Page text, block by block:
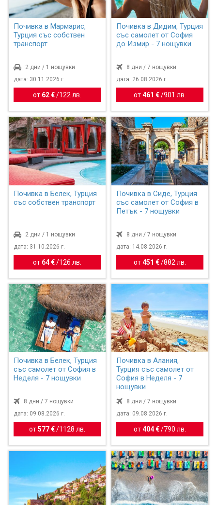
Почивка в Мармарис,
Турция със собствен
транспорт
2 дни / 1 нощувки
дата: 30.11.2026 г.
от 62 € / 122 лв.
Почивка в Дидим, Турция
със самолет от София
до Измир - 7 нощувки
8 дни / 7 нощувки
дата: 26.08.2026 г.
от461 €/901 лв.
Почивка в Белек, Турция
със собствен транспорт
2 дни / 1 нощувки
дата: 31.10.2026 г.
от 64 € / 126 лв.
Почивка в Сиде, Турция
със самолет от София в
Петък - 7 нощувки
8 дни / 7 нощувки
дата: 14.08.2026 г.
от451 €/882 лв.
Почивка в Белек, Турция
със самолет от София в
Неделя - 7 нощувки
8 дни / 7 нощувки
дата: 09.08.2026 г.
от577 € / 1128 лв.
Почивка в Алания,
Турция със самолет от
София в Неделя - 7
нощувки
8 дни / 7 нощувки
дата: 09.08.2026 г.
от404 €/ 790 лв.